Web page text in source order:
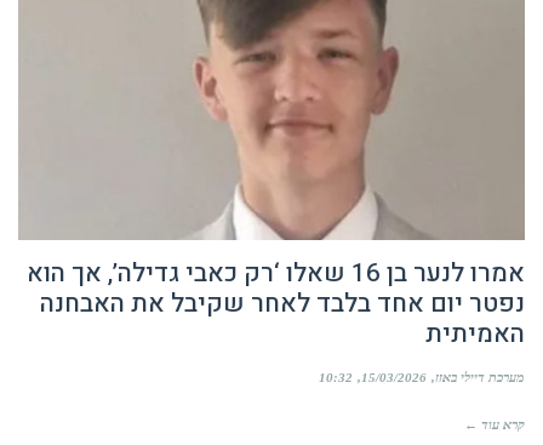
אמרו לנער בן 16 שאלו ‘רק כאבי גדילה’, אך הוא
נפטר יום אחד בלבד לאחר שקיבל את האבחנה
האמיתית
מערכת דיילי באזז 15/03/2026
10:32
קרא עוד ←